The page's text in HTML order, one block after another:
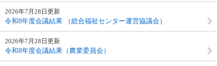
2026年7月28日更新
令和8年度会議結果 （総合福祉センター運営協議会）
2026年7月28日更新
令和8年度会議結果（農業委員会）